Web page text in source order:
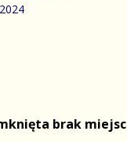
brak miejsc